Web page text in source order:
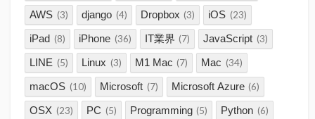
AWS (3) django (4) Dropbox (3) iOS (23)
iPad (8) iPhone (36) IT業界 (7) JavaScript (3)
LINE (5) Linux (3) M1 Mac (7) Mac (34)
macOS (10) Microsoft (7) Microsoft Azure (6)
OSX (23) PC (5) Programming (5) Python (6)